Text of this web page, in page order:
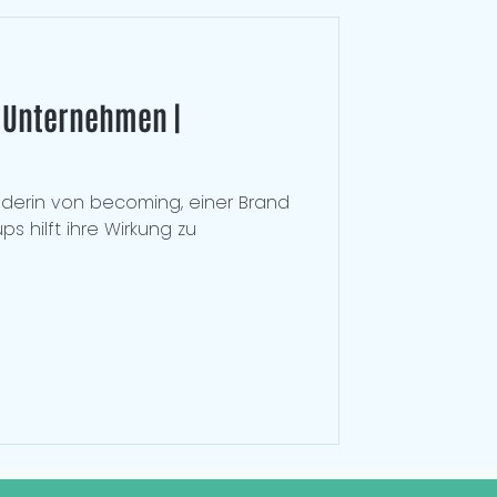
|
von becoming, einer Brand
hilft ihre Wirkung zu